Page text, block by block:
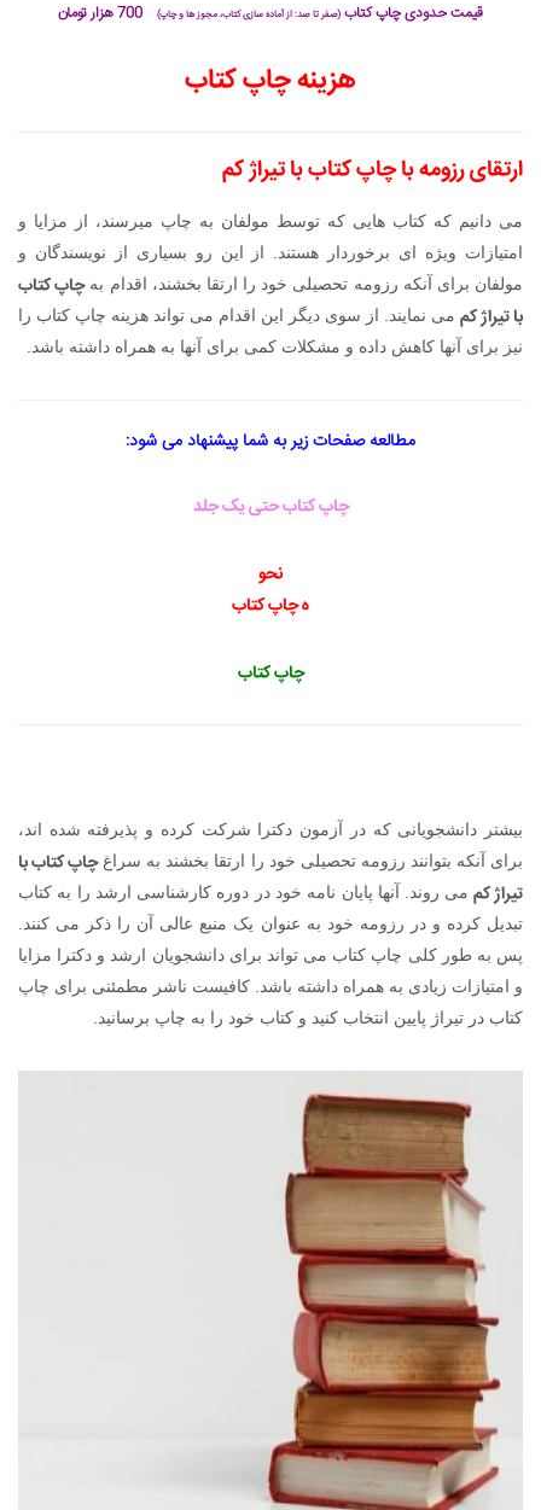
قیمت حدودی چاپ کتاب (صفر تا صد: از آماده سازی کتاب، مجوز ها و چاپ)
هزینه چاپ کتاب
ارتقای رزومه باچاپ کتاب با تیراژ کم
می دانیم که کتاب هایی که توسط مولفان به چاپ میرسند، از مزایا و
امتیازات ویژه ای برخوردار هستند. از این رو بسیاری از نویسندگان و
مولفان برای آنکه رزومه تحصیلی خود را ارتقا بخشند، اقدام بهچاپ کتاب
با تیراژ کم می نمایند. از سوی دیگر این اقدام می تواند هزینه چاپ کتاب را
نیز برای آنها کاهش داده و مشکلات کمی برای آنها به همراه داشته باشد.
مطالعه صفحات زیر به شما پیشنهاد می شود:
چاپ کتاب حتی یک جلد
نحو
ه چاپ کتاب
چاپ کتاب
بیشتر دانشجویانی که در آزمون دکترا شرکت کرده و پذیرفته شده اند،
برای آنکه بتوانند رزومه تحصیلی خود را ارتقا بخشند به سراغچاپ کتاب با
تیراژ کم می روند. آنها پایان نامه خود در دوره کارشناسی ارشد را به کتاب
تبدیل کرده و در رزومه خود به عنوان یک منبع عالی آن را ذکر می کنند.
پس به طور کلی چاپ کتاب می تواند برای دانشجویان ارشد و دکترا مزایا
و امتیازات زیادی به همراه داشته باشد. کافیست ناشر مطمئنی برای چاپ
کتاب در تیراژ پایین انتخاب کنید و کتاب خود را به چاپ برسانید.